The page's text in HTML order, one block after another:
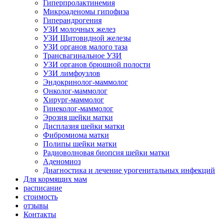
Гиперпролактинемия
Микроаденомы гипофиза
Гиперандрогения
УЗИ молочных желез
УЗИ Щитовидной железы
УЗИ органов малого таза
Трансвагинальное УЗИ
УЗИ органов брюшной полости
УЗИ лимфоузлов
Эндокринолог-маммолог
Онколог-маммолог
Хирург-маммолог
Гинеколог-маммолог
Эрозия шейки матки
Дисплазия шейки матки
Фибромиома матки
Полипы шейки матки
Радиоволновая биопсия шейки матки
Аденомиоз
Диагностика и лечение урогенитальных инфекций
Для кормящих мам
расписание
стоимость
отзывы
Контакты